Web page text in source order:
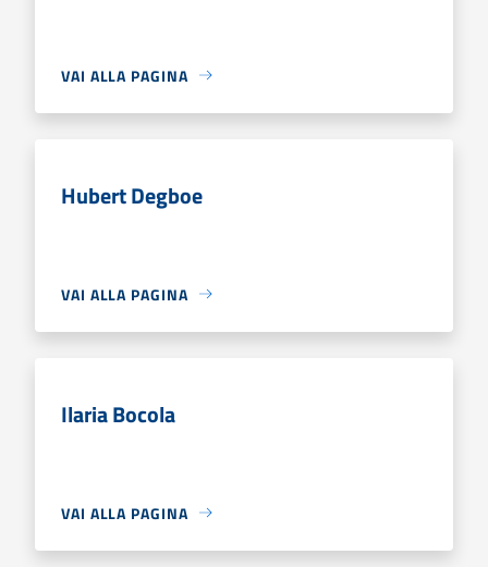
VAI ALLA PAGINA
Hubert Degboe
VAI ALLA PAGINA
Ilaria Bocola
VAI ALLA PAGINA